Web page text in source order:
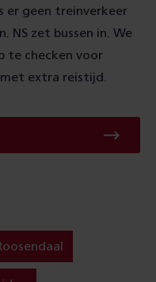
er geen treinverkeer
NS zet bussen in. We
te checken voor
extra reistijd.